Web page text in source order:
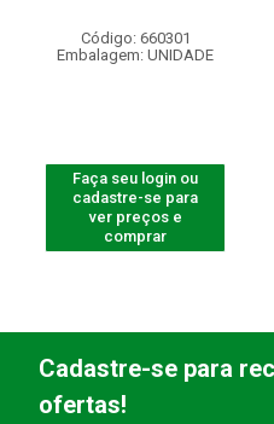
Código: 660301
Embalagem: UNIDADE
Faça seu login ou
cadastre-se para
ver preços e
comprar
Cadastre-se para
ofertas!